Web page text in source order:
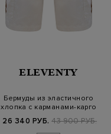
ELEVENTY
Бермуды из эластичного
хлопка с карманами-карго
26 340 РУБ. 43 900 РУБ.